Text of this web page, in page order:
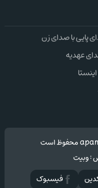
پایی با صدای زن
عهدیه
:وبیت
فيسبوک